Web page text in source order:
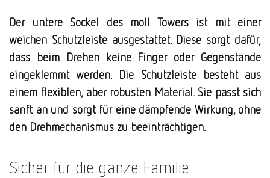
Der untere Sockel des moll Towers ist mit einer
weichen Schutzleiste ausgestattet. Diese sorgt dafür,
dass beim Drehen keine Finger oder Gegenstände
eingeklemmt werden. Die Schutzleiste besteht aus
einem flexiblen, aber robusten Material. Sie passt sich
sanft an und sorgt für eine dämpfende Wirkung, ohne
den Drehmechanismus zu beeinträchtigen.
Sicher für die ganze Familie